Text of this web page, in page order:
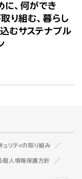
に、何ができ
取り組む、暮らし
むサステナブル
ュリティの取り組み
個人情報保護方針